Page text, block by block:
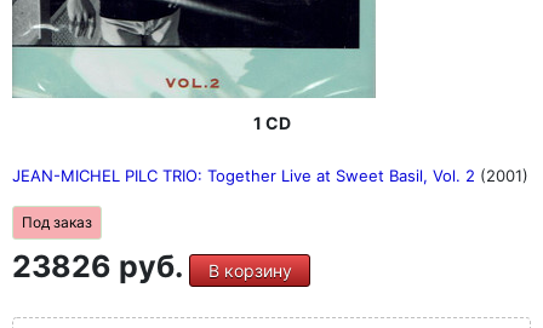
1 CD
JEAN-MICHEL PILC TRIO: Together Live at Sweet Basil, Vol. 2 (2001)
Под заказ
23826 руб. В корзину